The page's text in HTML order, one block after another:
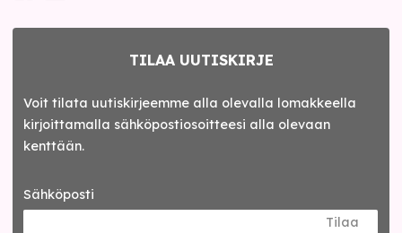
TILAA UUTISKIRJE
Voit tilata uutiskirjeemme alla olevalla lomakkeella
kirjoittamalla sähköpostiosoitteesi alla olevaan
kenttään.
Sähköposti
Tilaa